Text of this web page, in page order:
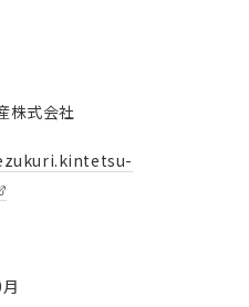
株式会社